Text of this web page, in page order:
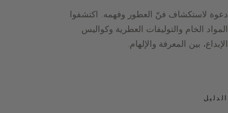
دعوة لاستكشاف فنّ العطور وفهمه. اكتشفوا
المواد الخام والتوليفات العطرية وكواليس
الإبداع، بين المعرفة والإلهام.
الدليل